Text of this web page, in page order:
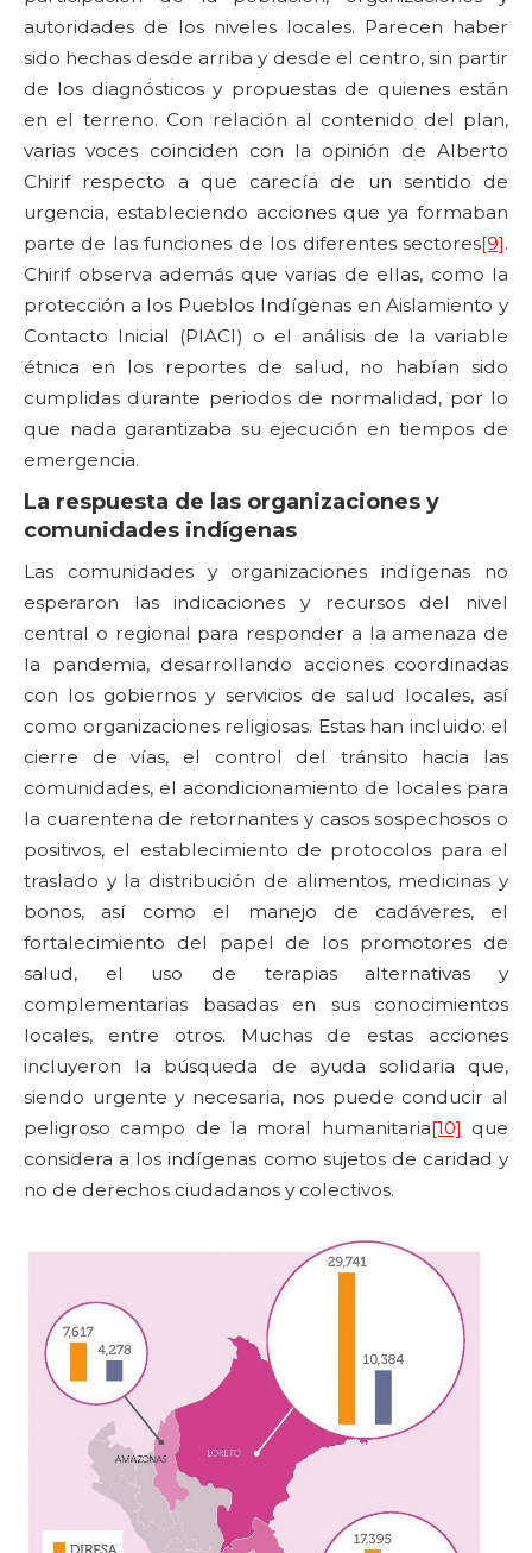
autoridades de los niveles locales. Parecen haber
sido hechas desde arriba y desde el centro, sin partir
de los diagnósticos y propuestas de quienes están
en el terreno. Con relación al contenido del plan,
varias voces coinciden con la opinión de Alberto
Chirif respecto a que carecía de un sentido de
urgencia, estableciendo acciones que ya formaban
parte de las funciones de los diferentes sectores[9].
Chirif observa además que varias de ellas, como la
protección a los Pueblos Indígenas en Aislamiento y
Contacto Inicial (PIACI) o el análisis de la variable
étnica en los reportes de salud, no habían sido
cumplidas durante periodos de normalidad, por lo
que nada garantizaba su ejecución en tiempos de
emergencia.
La respuesta de las organizaciones y
comunidades indígenas
Las comunidades y organizaciones indígenas no
esperaron las indicaciones y recursos del nivel
central o regional para responder a la amenaza de
la pandemia, desarrollando acciones coordinadas
con los gobiernos y servicios de salud locales, así
como organizaciones religiosas. Estas han incluido: el
cierre de vías, el control del tránsito hacia las
comunidades, el acondicionamiento de locales para
la cuarentena de retornantes y casos sospechosos o
positivos, el establecimiento de protocolos para el
traslado y la distribución de alimentos, medicinas y
bonos, así como el manejo de cadáveres, el
fortalecimiento del papel de los promotores de
salud, el uso de terapias alternativas y
complementarias basadas en sus conocimientos
locales, entre otros. Muchas de estas acciones
incluyeron la búsqueda de ayuda solidaria que,
siendo urgente y necesaria, nos puede conducir al
peligroso campo de la moral humanitaria[10] que
considera a los indígenas como sujetos de caridad y
no de derechos ciudadanos y colectivos.